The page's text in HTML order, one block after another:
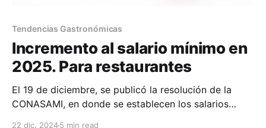
Tendencias Gastronómicas
Incremento al salario mínimo en
2025. Para restaurantes
El 19 de diciembre, se publicó la resolución de la
CONASAMI, en donde se establecen los salarios
22 dic. 20245 min read